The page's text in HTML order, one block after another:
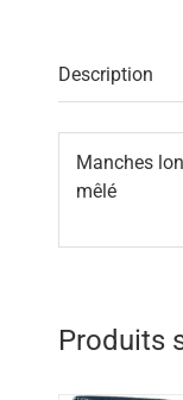
Description
Manches
mêlé
Produits